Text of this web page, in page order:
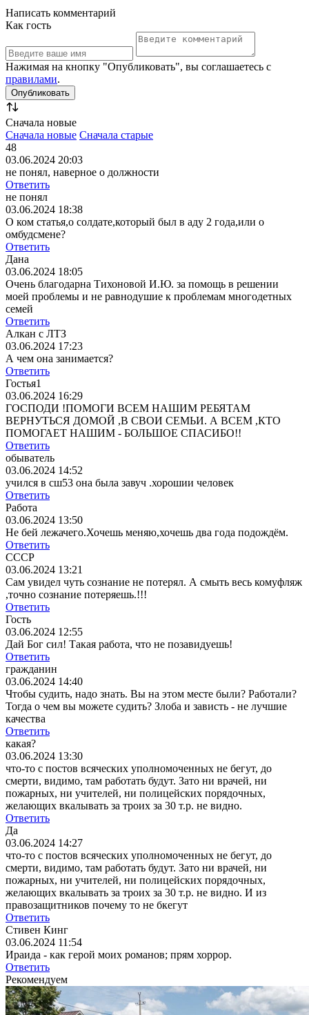
Написать комментарий
Как гость
Нажимая на кнопку "Опубликовать", вы соглашаетесь с
правилами.
Сначала новые
Сначала новые Сначала старые
48
03.06.2024 20:03
не понял, наверное о должности
Ответить
не понял
03.06.2024 18:38
О ком статья,о солдате,который был в аду 2 года,или о
омбудсмене?
Ответить
Дана
03.06.2024 18:05
Очень благодарна Тихоновой И.Ю. за помощь в решении
моей проблемы и не равнодушие к проблемам многодетных
семей
Ответить
Алкан с ЛТЗ
03.06.2024 17:23
А чем она занимается?
Ответить
Гостья1
03.06.2024 16:29
ГОСПОДИ !ПОМОГИ ВСЕМ НАШИМ РЕБЯТАМ
ВЕРНУТЬСЯ ДОМОЙ ,В СВОИ СЕМЬИ. А ВСЕМ ,КТО
ПОМОГАЕТ НАШИМ - БОЛЬШОЕ СПАСИБО!!
Ответить
обыватель
03.06.2024 14:52
учился в сш53 она была завуч .хорошии человек
Ответить
Работа
03.06.2024 13:50
Не бей лежачего.Хочешь меняю,хочешь два года подождём.
Ответить
СССР
03.06.2024 13:21
Сам увидел чуть сознание не потерял. А смыть весь комуфляж
,точно сознание потеряешь.!!!
Ответить
Гость
03.06.2024 12:55
Дай Бог сил! Такая работа, что не позавидуешь!
Ответить
гражданин
03.06.2024 14:40
Чтобы судить, надо знать. Вы на этом месте были? Работали?
Тогда о чем вы можете судить? Злоба и зависть - не лучшие
качества
Ответить
какая?
03.06.2024 13:30
что-то с постов всяческих уполномоченных не бегут, до
смерти, видимо, там работать будут. Зато ни врачей, ни
пожарных, ни учителей, ни полицейских порядочных,
желающих вкалывать за троих за 30 т.р. не видно.
Ответить
Да
03.06.2024 14:27
что-то с постов всяческих уполномоченных не бегут, до
смерти, видимо, там работать будут. Зато ни врачей, ни
пожарных, ни учителей, ни полицейских порядочных,
желающих вкалывать за троих за 30 т.р. не видно. И из
правозащитников почему то не бкегут
Ответить
Стивен Кинг
03.06.2024 11:54
Ираида - как герой моих романов; прям хоррор.
Ответить
Рекомендуем